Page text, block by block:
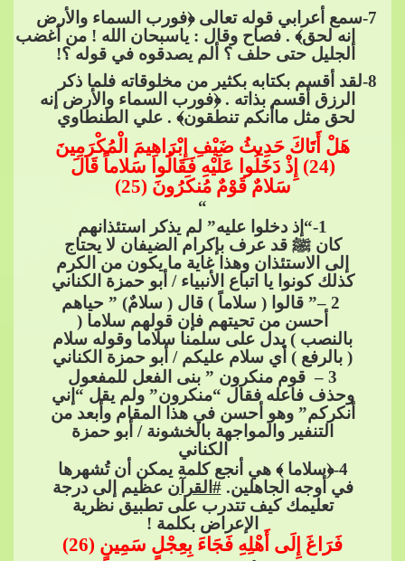
7-سمع أعرابي قوله تعالى ﴿فورب السماء والأرض
إنه لحق﴾ . فصاح وقال : ياسبحان الله ! من أغضب
الجليل حتى حلف ؟ ألم يصدقوه في قوله ؟!
8-لقد أقسم بكتابه بكثير من مخلوقاته فلما ذكر
الرزق أقسم بذاته . ﴿فورب​​ السماء والأرض إنه
لحق مثل ماأنكم تنطقون﴾ . علي الطنطاوي
هَلْ أَتَاكَ حَدِيثُ ضَيْفِ إِبْرَاهِيمَ الْمُكْرَمِينَ
(24) إِذْ دَخَلُوا عَلَيْهِ فَقَالُوا سَلاماً قَالَ
سَلامٌ قَوْمٌ مُنكَرُونَ (25)
“
1-“إذ دخلوا عليه” لم يذكر استئذانهم
كانﷺ قد عرف بإكرام الضيفان لا يحتاج
إلى الاستئذان وهذا غاية ما يكون من الكرم
كذلك كونوا يا اتباع الأنبياء / أبو حمزة الكناني
2 –” قالوا ( سلاماً ) قال ( سلامٌ) ” حياهم
أحسن من تحيتهم فإن قولهم سلاما (
بالنصب ) يدل على سلمنا سلاما وقوله سلام
( بالرفع ) أي سلام عليكم / أبو​​ حمزة الكناني
3 – قوم منكرون ” بنى الفعل للمفعول
وحذف فاعله فقال “منكرون” ولم يقل “إني
أنكركم” وهو أحسن في هذا المقام وأبعد من
التنفير والمواجهة بالخشونة / أبو حمزة
الكناني
4-﴿سلاما ﴾ هي أنجع كلمة يمكن أن تُشهرها
في أوجه الجاهلين.​​#القرآن ​​ عظيم إلى درجة
تعليمك كيف تتدرب على تطبيق نظرية
الإعراض بكلمة !
فَرَاغَ إِلَى أَهْلِهِ فَجَاءَ بِعِجْلٍ سَمِينٍ (26)